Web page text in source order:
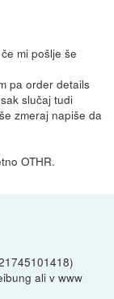
mi pošlje še
pa order details
slučaj tudi
zmeraj napiše da
OTHR.
ali v www